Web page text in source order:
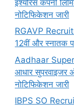
इंश्योरेंस कंपनी
नोटिफिकेशन जारी
RGAVP
12वीं और स्नातक
Aadhaar
आधार सुपरवाइजर
नोटिफिकेशन जारी
IBPS SO